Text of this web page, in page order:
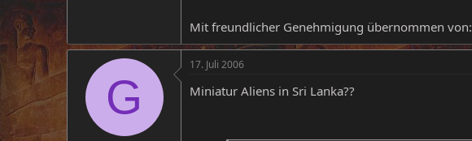
Mit freundlicher Genehmigung übernommen von:
G
17. Juli 2006
Miniatur Aliens in Sri Lanka??